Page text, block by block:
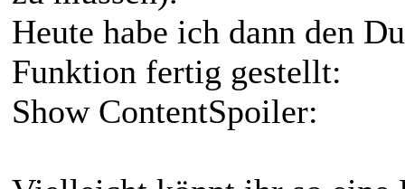
Heute habe ich dann den
Funktion fertig gestellt:
Show ContentSpoiler: